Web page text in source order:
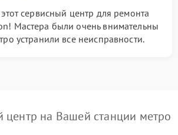
сервисный центр для ремонта
Мастера были очень внимательны
устранили все неисправности.
на Вашей станции метро